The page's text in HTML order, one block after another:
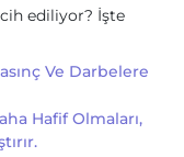
ediliyor? İşte
Ve Darbelere
Hafif Olmaları,